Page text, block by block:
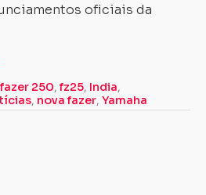
oficiais da
fazer 250, fz25, India,
, nova fazer, Yamaha